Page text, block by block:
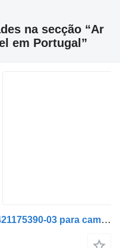
na secção “Ar
em Portugal”
Ar condicionado automóvel 7421175390-03 para camião Renault Premium 2 | 05